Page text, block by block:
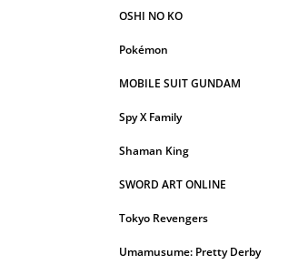
OSHI NO KO
Pokémon
MOBILE SUIT GUNDAM
Spy X Family
Shaman King
SWORD ART ONLINE
Tokyo Revengers
Umamusume: Pretty Derby